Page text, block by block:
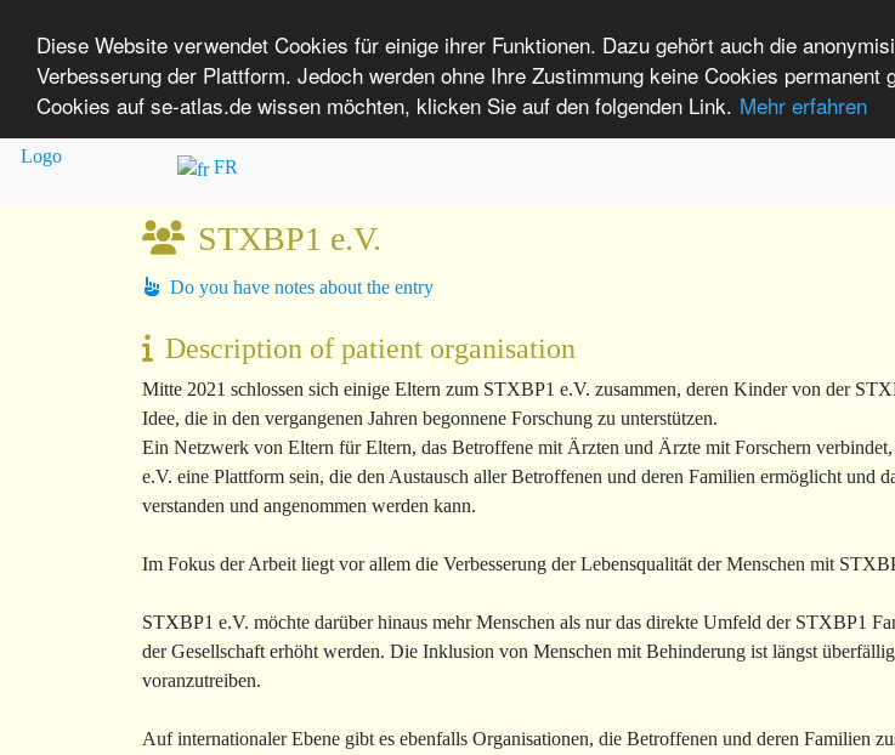
Diese Website verwendet Cookies für einige ihrer Funktionen. Dazu gehört auch die
Verbesserung der Plattform. Jedoch werden ohne Ihre Zustimmung keine Cookies
Cookies auf se-atlas.de wissen möchten, klicken Sie auf den folgenden Link. Mehr erfahren
SE-ATLAS
Mapping of Health Care Providers
for People with Rare Diseases
Overview About us Login Plain language International Patients
FR
STXBP1 e.V.
Do you have notes about the entry
Description of patient organisation
Mitte 2021 schlossen sich einige Eltern zum STXBP1 e.V. zusammen, deren Kinder von der
Idee, die in den vergangenen Jahren begonnene Forschung zu unterstützen.
Ein Netzwerk von Eltern für Eltern, das Betroffene mit Ärzten und Ärzte mit Forschern
e.V. eine Plattform sein, die den Austausch aller Betroffenen und deren Familien ermöglicht und
verstanden und angenommen werden kann.
Im Fokus der Arbeit liegt vor allem die Verbesserung der Lebensqualität der Menschen mit
STXBP1 e.V. möchte darüber hinaus mehr Menschen als nur das direkte Umfeld der STXBP1
der Gesellschaft erhöht werden. Die Inklusion von Menschen mit Behinderung ist längst
voranzutreiben.
Auf internationaler Ebene gibt es ebenfalls Organisationen, die Betroffenen und deren Familien